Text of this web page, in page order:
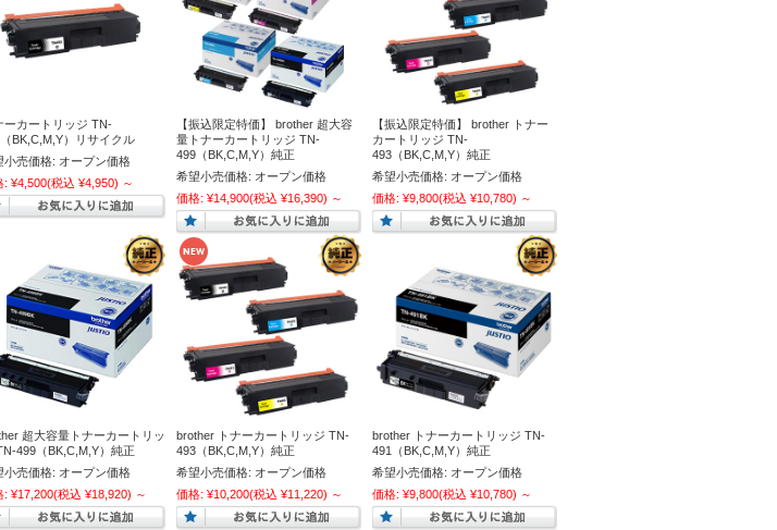
ーカートリッジ TN-
BK,C,M,Y）リサイクル
小売価格: オープン価格
: ¥4,500(税込 ¥4,950) ～
【振込限定特価】 brother 超大容
量トナーカートリッジ TN-
499（BK,C,M,Y）純正
希望小売価格: オープン価格
価格: ¥14,900(税込 ¥16,390) ～
【振込限定特価】 brother トナー
カートリッジ TN-
493（BK,C,M,Y）純正
希望小売価格: オープン価格
価格: ¥9,800(税込 ¥10,780) ～
超大容量トナーカートリッ
499（BK,C,M,Y）純正
小売価格: オープン価格
: ¥17,200(税込 ¥18,920) ～
brother トナーカートリッジ TN-
493（BK,C,M,Y）純正
希望小売価格: オープン価格
価格: ¥10,200(税込 ¥11,220) ～
brother トナーカートリッジ TN-
491（BK,C,M,Y）純正
希望小売価格: オープン価格
価格: ¥9,800(税込 ¥10,780) ～